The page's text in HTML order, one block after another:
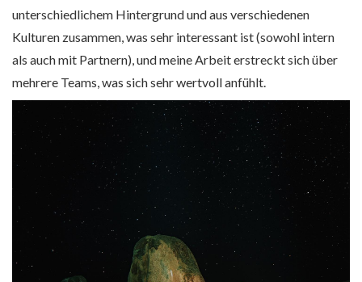
unterschiedlichem Hintergrund und aus verschiedenen
Kulturen zusammen, was sehr interessant ist (sowohl intern
als auch mit Partnern), und meine Arbeit erstreckt sich über
mehrere Teams, was sich sehr wertvoll anfühlt.